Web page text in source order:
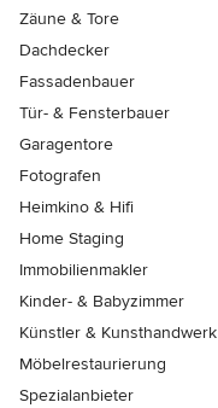
Zäune & Tore
Dachdecker
Fassadenbauer
Tür- & Fensterbauer
Garagentore
Fotografen
Heimkino & Hifi
Home Staging
Immobilienmakler
Kinder- & Babyzimmer
Künstler & Kunsthandwerk
Möbelrestaurierung
Spezialanbieter